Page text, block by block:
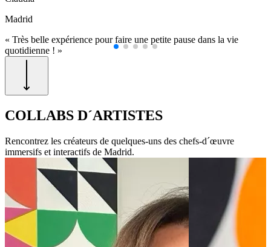
Madrid
« Très belle expérience pour faire une petite pause dans la vie
quotidienne ! »
COLLABS D´ARTISTES
Rencontrez les créateurs de quelques-uns des chefs-d´œuvre
immersifs et interactifs de Madrid.